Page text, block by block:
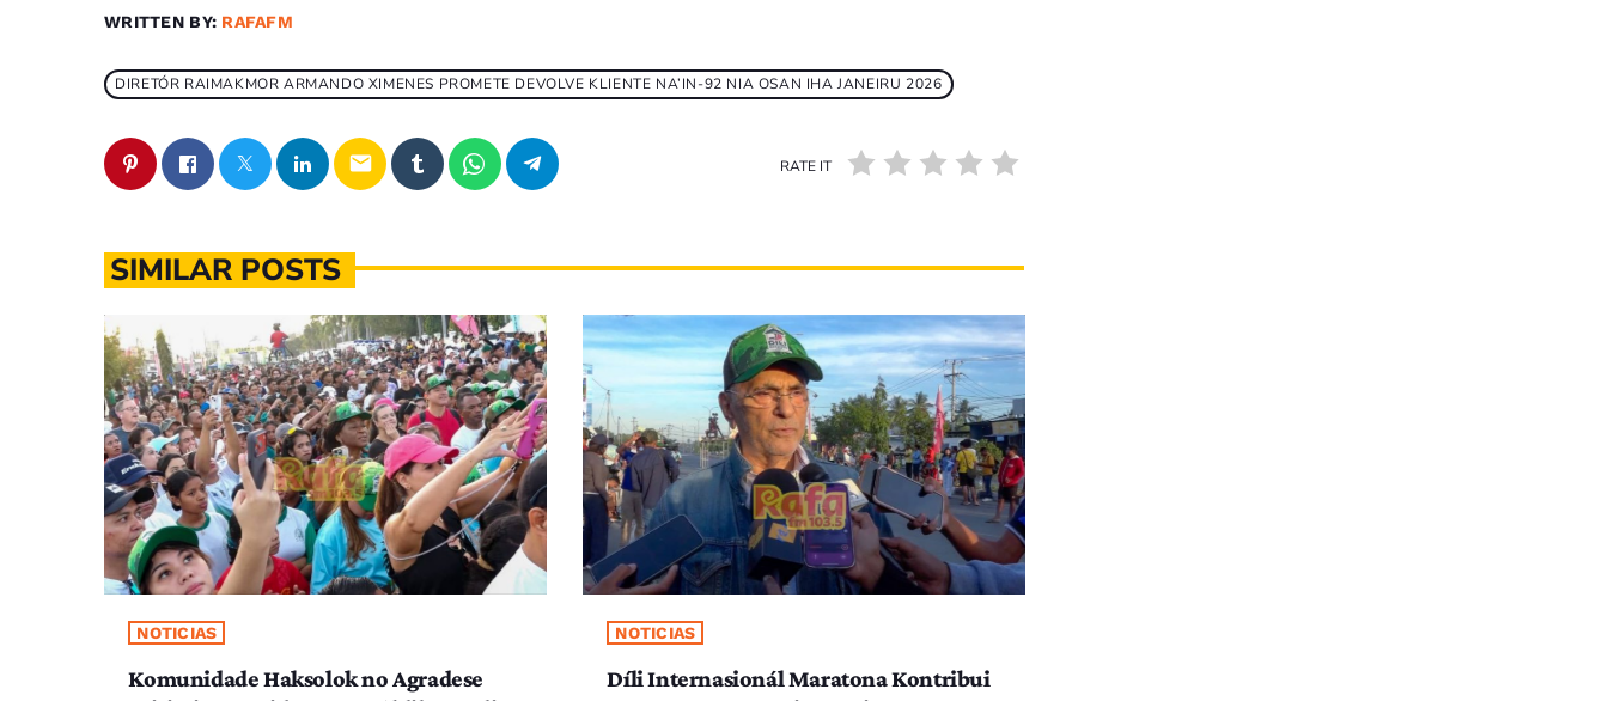
WRITTEN BY: RAFAFM
DIRETÓR RAIMAKMOR ARMANDO XIMENES PROMETE DEVOLVE KLIENTE NA’IN-92 NIA OSAN IHA JANEIRU 2026
email RATE IT
SIMILAR POSTS
NOTICIAS
Komunidade Haksolok no Agradese
NOTICIAS
Díli Internasionál Maratona Kontribui